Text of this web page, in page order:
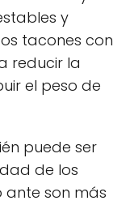
y
tacones con
reducir la
el peso de
puede ser
de los
ante son más